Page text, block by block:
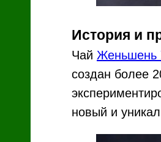
История и
Чай Женьшень
создан более
новый и